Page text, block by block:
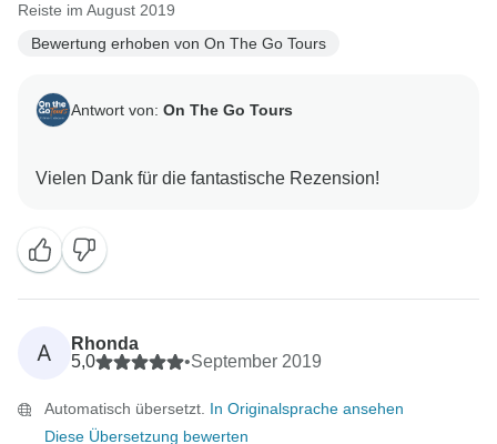
Reiste im August 2019
Bewertung erhoben von On The Go Tours
Antwort von: On The Go Tours
A
Rhonda
5,0
•September 2019
Automatisch übersetzt. In Originalsprache ansehen
Diese Übersetzung bewerten